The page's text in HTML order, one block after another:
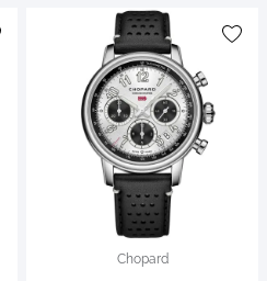
Chopard